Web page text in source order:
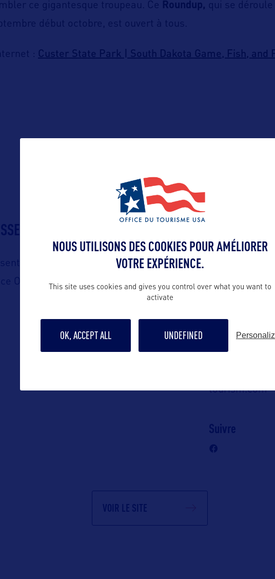
ce gigantesque troupeau. Ce Roundup, qui se
début octobre, est ouvert à tous.
: Custer State Park | South Dakota Game, Fish, and
ALLEZ PLUS LOIN
en France par
Orkestra Tourism
Contact pro
tourism.com
tourism.com
Suivre
VOIR LE SITE
NOUS UTILISONS DES COOKIES POUR AMÉLIORER
VOTRE EXPÉRIENCE.
This site uses cookies and gives you control over what you want to
activate
OK, ACCEPT ALL UNDEFINED